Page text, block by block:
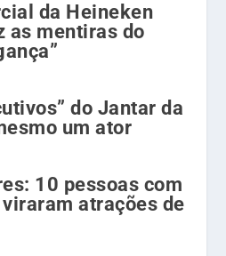
da Heineken
as mentiras do
do Jantar da
um ator
10 pessoas com
atrações de